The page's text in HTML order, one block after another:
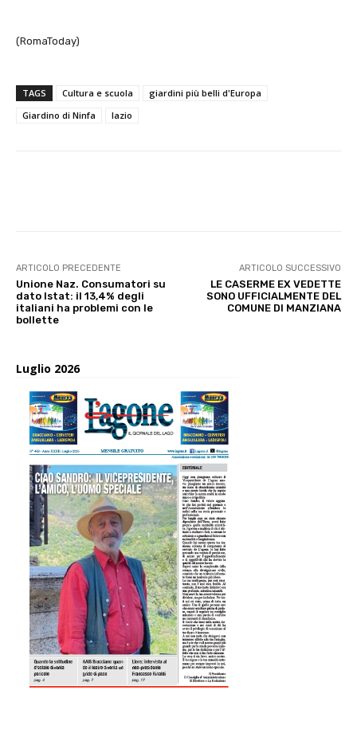
(RomaToday)
TAGS Cultura e scuola
giardini più belli d'Europa
Giardino di Ninfa
lazio
ARTICOLO PRECEDENTE
Unione Naz. Consumatori su
dato Istat: il 13,4% degli
italiani ha problemi con le
bollette
ARTICOLO SUCCESSIVO
LE CASERME EX VEDETTE
SONO UFFICIALMENTE DEL
COMUNE DI MANZIANA
Luglio 2026